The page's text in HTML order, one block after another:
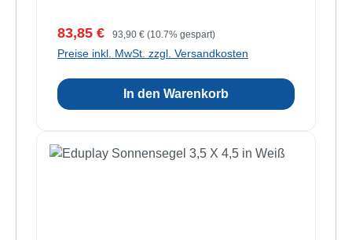
Verkaufspreis:
83,85 € Regulärer Preis:
93,90 € (10.7% gespart)
Preise inkl. MwSt. zzgl. Versandkosten
In den Warenkorb